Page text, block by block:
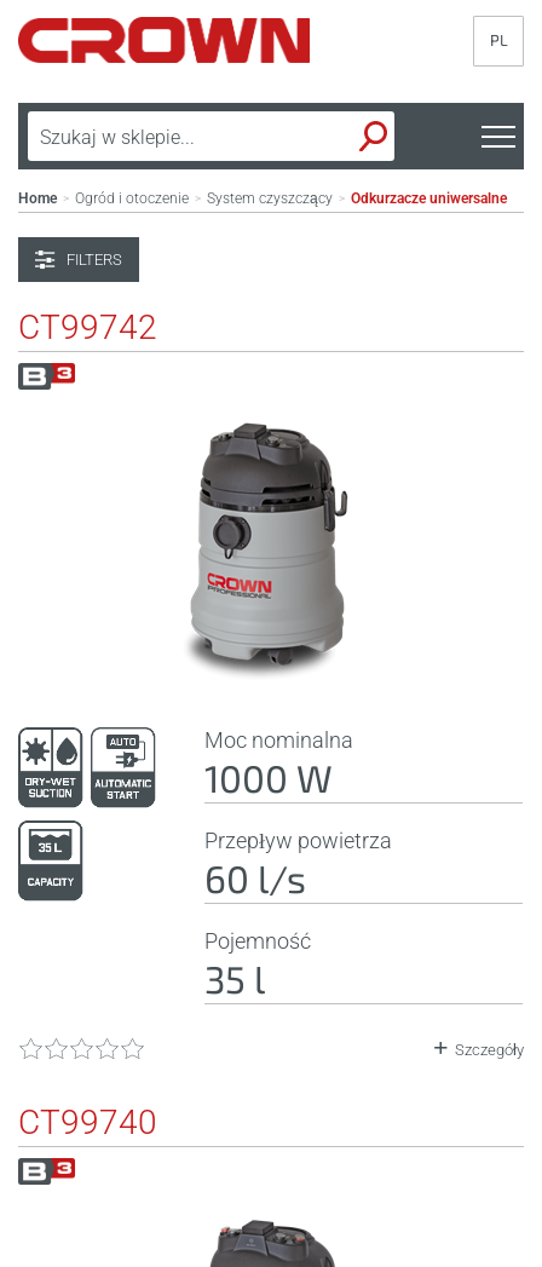
PL
Home > Ogród i otoczenie > System czyszczący > Odkurzacze uniwersalne
FILTERS
CT99742
Moc nominalna
1000 W
Przepływ powietrza
60 l/s
Pojemność
35 l
Szczegóły
CT99740